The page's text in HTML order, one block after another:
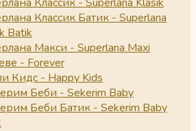
Классик Батик - Superlana
Batik
Макси - Superlana Maxi
- Forever
Кидс - Happy Kids
Беби - Sekerim Baby
Беби Батик - Sekerim Baby